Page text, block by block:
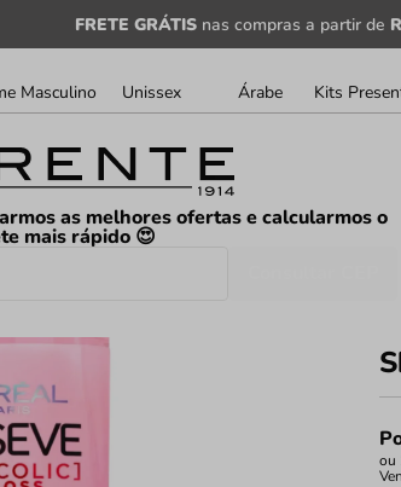
FRETE GRÁTISnas compras a partir de
as melhores ofertas e calcularmos o
mais rápido 😍
Masculino Unissex Árabe Kits
ou